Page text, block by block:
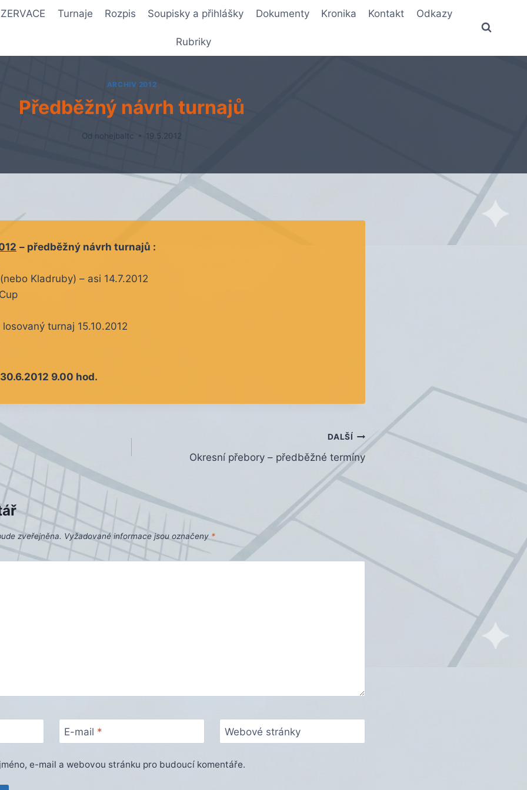
Turnaje Rozpis Soupisky a přihlášky Dokumenty Kronika Kontakt Odkazy
Rubriky
ARCHIV 2012
Předběžný návrh turnajů
Od nohejbaltc 19.5.2012
– předběžný návrh turnajů :
Kladruby) – asi 14.7.2012
turnaj 15.10.2012
9.00 hod.
DALŠÍ
Okresní přebory – předběžné termíny
zveřejněna. Vyžadované informace jsou označeny *
E-mail * Webové stránky
e-mail a webovou stránku pro budoucí komentáře.